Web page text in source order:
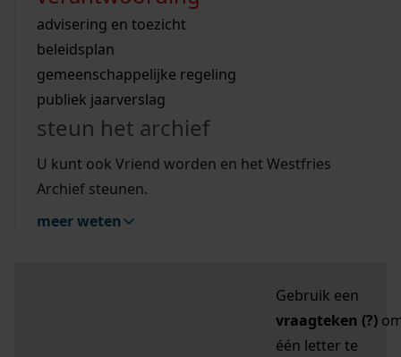
bouwvergunningen
omgevingsvergunningen
vergunningen
beeld en geluid
uitleg nodig?
Wij helpen u op weg met een aantal zoektips.
bekijk alle zoektips
Wij helpen u op weg met een aantal zoektips.
bekijk alle zoektips
bekijk ons geschiedenislokaal
advisering en toezicht
beleidsplan
gemeenschappelijke regeling
publiek jaarverslag
steun het archief
U kunt ook Vriend worden en het Westfries
Archief steunen.
meer weten
zoektips
Mijn Studiezaal (inloggen)
uw zoekopdracht te
Gebruik een
vraagteken (?)
één letter te